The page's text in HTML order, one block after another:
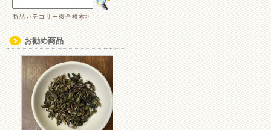
商品カテゴリー複合検索>
お勧め商品